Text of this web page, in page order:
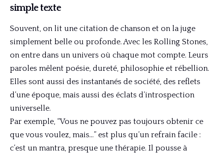
simple texte
Souvent, on lit une citation de chanson et on la juge
simplement belle ou profonde. Avec les Rolling Stones,
on entre dans un univers où chaque mot compte. Leurs
paroles mêlent poésie, dureté, philosophie et rébellion.
Elles sont aussi des instantanés de société, des reflets
d’une époque, mais aussi des éclats d’introspection
universelle.
Par exemple, “Vous ne pouvez pas toujours obtenir ce
que vous voulez, mais…” est plus qu’un refrain facile :
c’est un mantra, presque une thérapie. Il pousse à